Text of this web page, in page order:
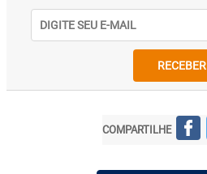
RECEBER
COMPARTILHE